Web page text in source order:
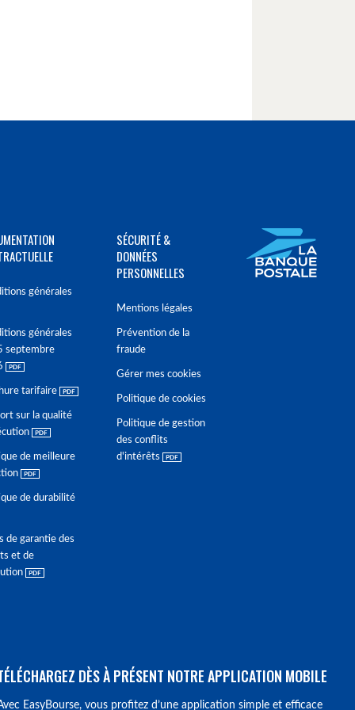
générales
générales
septembre
tarifaire
sur la qualité
de meilleure
de durabilité
de garantie des
et de
SÉCURITÉ &
DONNÉES
PERSONNELLES
Mentions légales
Prévention de la
fraude
Gérer mes cookies
Politique de cookies
Politique de gestion
des conflits
d'intérêts
DÈS À PRÉSENT NOTRE APPLICATION MOBILE
EasyBourse, vous profitez d’une application simple et efficace